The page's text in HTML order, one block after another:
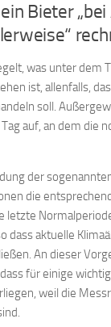
Bieter
was unter dem
ist, allenfalls,
soll.
auf, an dem die
der
die
letzte
dass aktuelle
An dieser
für einige
weil die